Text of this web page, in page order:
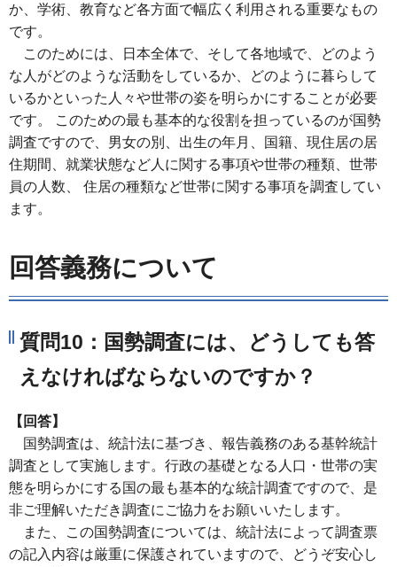
か、学術、教育など各方面で幅広く利用される重要なもの
です。
このためには、日本全体で、そして各地域で、どのよう
な人がどのような活動をしているか、どのように暮らして
いるかといった人々や世帯の姿を明らかにすることが必要
です。 このための最も基本的な役割を担っているのが国勢
調査ですので、男女の別、出生の年月、国籍、現住居の居
住期間、就業状態など人に関する事項や世帯の種類、世帯
員の人数、 住居の種類など世帯に関する事項を調査してい
ます。
回答義務について
質問10：国勢調査には、どうしても答
えなければならないのですか？
【回答】
国勢調査は、統計法に基づき、報告義務のある基幹統計
調査として実施します。行政の基礎となる人口・世帯の実
態を明らかにする国の最も基本的な統計調査ですので、是
非ご理解いただき調査にご協力をお願いいたします。
また、この国勢調査については、統計法によって調査票
の記入内容は厳重に保護されていますので、どうぞ安心し